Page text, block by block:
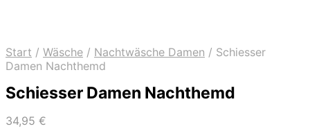
Start / Wäsche / Nachtwäsche Damen / Schiesser
Damen Nachthemd
Schiesser Damen Nachthemd
34,95 €